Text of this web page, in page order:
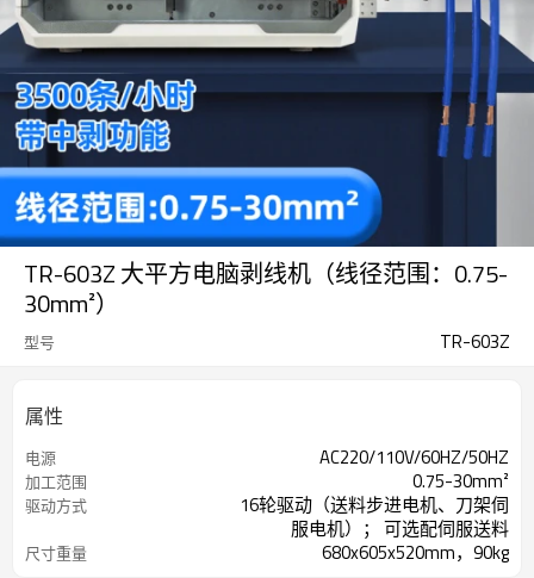
TR-603Z 大平方电脑剥线机（线径范围：0.75-
30mm²）
型号 TR-603Z
属性
电源 AC220/110V/60HZ/50HZ
加工范围 0.75-30mm²
驱动方式
16轮驱动（送料步进电机、刀架伺
服电机）； 可选配伺服送料
尺寸重量 680x605x520mm，90kg